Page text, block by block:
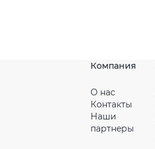
Компания
О нас
Контакты
Наши
партнeры